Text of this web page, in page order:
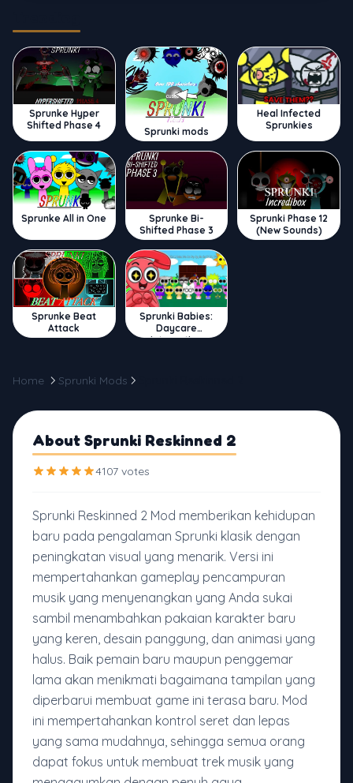
Sprunke Hyper
Shifted Phase 4
Sprunki mods
Heal Infected
Sprunkies
Sprunke All in One
Sprunke Bi-
Shifted Phase 3
Sprunki Phase 12
(New Sounds)
Sprunke Beat
Attack
Sprunki Babies:
Daycare
Interactive
Home Sprunki Mods
About Sprunki Reskinned 2
4107 votes
Sprunki Reskinned 2 Mod memberikan kehidupan
baru pada pengalaman Sprunki klasik dengan
peningkatan visual yang menarik. Versi ini
mempertahankan gameplay pencampuran
musik yang menyenangkan yang Anda sukai
sambil menambahkan pakaian karakter baru
yang keren, desain panggung, dan animasi yang
halus. Baik pemain baru maupun penggemar
lama akan menikmati bagaimana tampilan yang
diperbarui membuat game ini terasa baru. Mod
ini mempertahankan kontrol seret dan lepas
yang sama mudahnya, sehingga semua orang
dapat fokus untuk membuat trek musik yang